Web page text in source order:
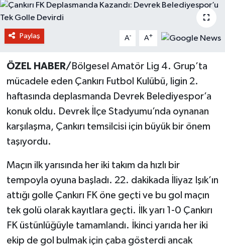
Paylaş A- A+
ÖZEL HABER/ Bölgesel Amatör Lig 4. Grup’ta
mücadele eden Çankırı Futbol Kulübü, ligin 2.
haftasında deplasmanda Devrek Belediyespor’a
konuk oldu. Devrek İlçe Stadyumu’nda oynanan
karşılaşma, Çankırı temsilcisi için büyük bir önem
taşıyordu.
Maçın ilk yarısında her iki takım da hızlı bir
tempoyla oyuna başladı. 22. dakikada İliyaz Işık’ın
attığı golle Çankırı FK öne geçti ve bu gol maçın
tek golü olarak kayıtlara geçti. İlk yarı 1-0 Çankırı
FK üstünlüğüyle tamamlandı. İkinci yarıda her iki
ekip de gol bulmak için çaba gösterdi ancak